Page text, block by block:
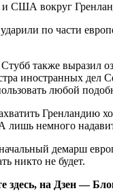
США вокруг
по части
также выразил
иностранных
любой
лишь немного
демарш
никто не будет.
здесь, на Дзен —